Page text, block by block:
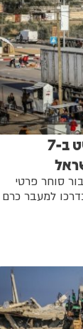
מחדל אדיר: מחבל נוחבה שפשט ב-7
סוחר פרטי
למעבר כרם